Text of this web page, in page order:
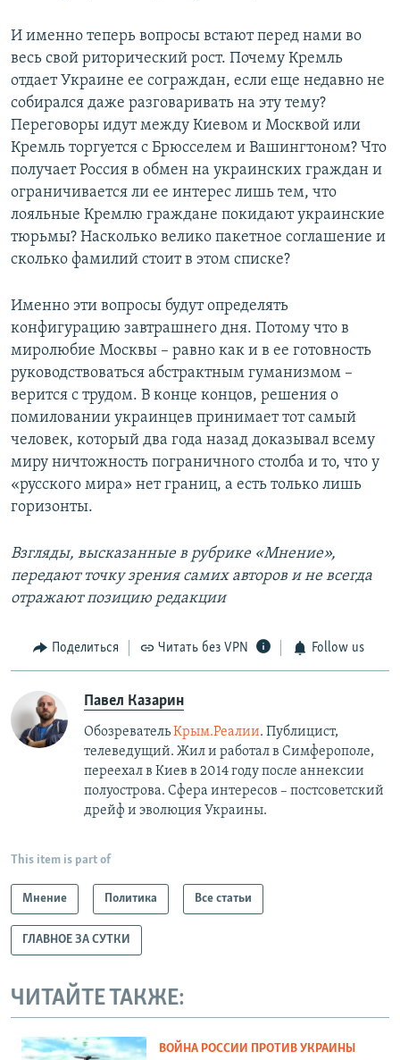
И именно теперь вопросы встают перед нами во
весь свой риторический рост. Почему Кремль
отдает Украине ее сограждан, если еще недавно не
собирался даже разговаривать на эту тему?
Переговоры идут между Киевом и Москвой или
Кремль торгуется с Брюсселем и Вашингтоном? Что
получает Россия в обмен на украинских граждан и
ограничивается ли ее интерес лишь тем, что
лояльные Кремлю граждане покидают украинские
тюрьмы? Насколько велико пакетное соглашение и
сколько фамилий стоит в этом списке?
Именно эти вопросы будут определять
конфигурацию завтрашнего дня. Потому что в
миролюбие Москвы – равно как и в ее готовность
руководствоваться абстрактным гуманизмом –
верится с трудом. В конце концов, решения о
помиловании украинцев принимает тот самый
человек, который два года назад доказывал всему
миру ничтожность пограничного столба и то, что у
«русского мира» нет границ, а есть только лишь
горизонты.
Взгляды, высказанные в рубрике «Мнение»,
передают точку зрения самих авторов и не всегда
отражают позицию редакции
Поделиться Читать без VPN Follow us
Павел Казарин
ОбозревательКрым.Реалии. Публицист,
телеведущий. Жил и работал в Симферополе,
переехал в Киев в 2014 году после аннексии
полуострова. Сфера интересов – постсоветский
дрейф и эволюция Украины.
This item is part of
Мнение Политика Все статьи
ГЛАВНОЕ ЗА СУТКИ
ЧИТАЙТЕ ТАКЖЕ:
ВОЙНА РОССИИ ПРОТИВ УКРАИНЫ